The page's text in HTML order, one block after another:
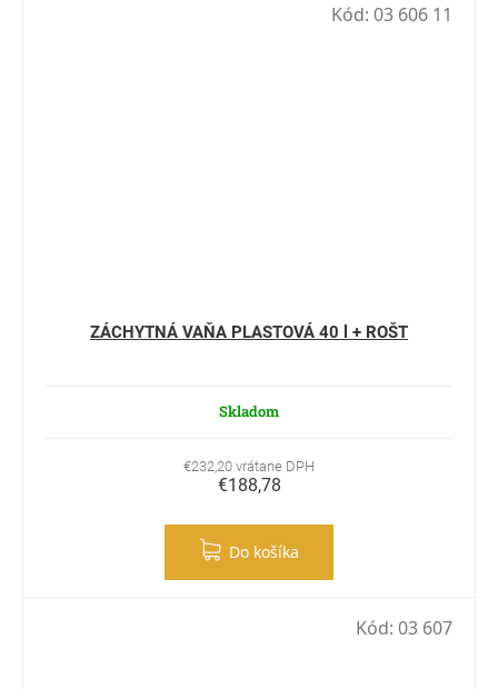
ZÁCHYTNÁ VAŇA PLASTOVÁ 40 l + ROŠT
Skladom
€232,20 vrátane DPH
€188,78
Do košíka
Kód: 03 606 11
Kód: 03 607